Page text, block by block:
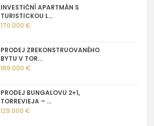
INVESTIČNÍ APARTMÁN S
TURISTICKOU L...
170.000 €
PRODEJ ZREKONSTRUOVANÉHO
BYTU V TOR...
169.000 €
PRODEJ BUNGALOVU 2+1,
TORREVIEJA – ...
129.000 €